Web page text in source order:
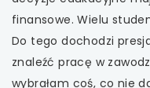
finansowe. Wielu
Do tego dochodzi
znaleźć pracę w
wybrałam coś, co nie